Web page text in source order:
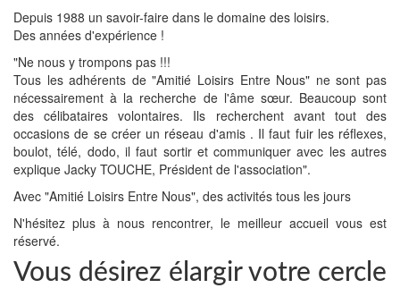
Depuis 1988 un savoir-faire dans le domaine des loisirs.
Des années d'expérience !
"Ne nous y trompons pas !!!
Tous les adhérents de "Amitié Loisirs Entre Nous" ne sont pas
nécessairement à la recherche de l'âme sœur. Beaucoup sont
des célibataires volontaires. Ils recherchent avant tout des
occasions de se créer un réseau d'amis . Il faut fuir les réflexes,
boulot, télé, dodo, il faut sortir et communiquer avec les autres
explique Jacky TOUCHE, Président de l'association".
Avec "Amitié Loisirs Entre Nous", des activités tous les jours
N'hésitez plus à nous rencontrer, le meilleur accueil vous est
réservé.
Vous désirez élargir votre cercle